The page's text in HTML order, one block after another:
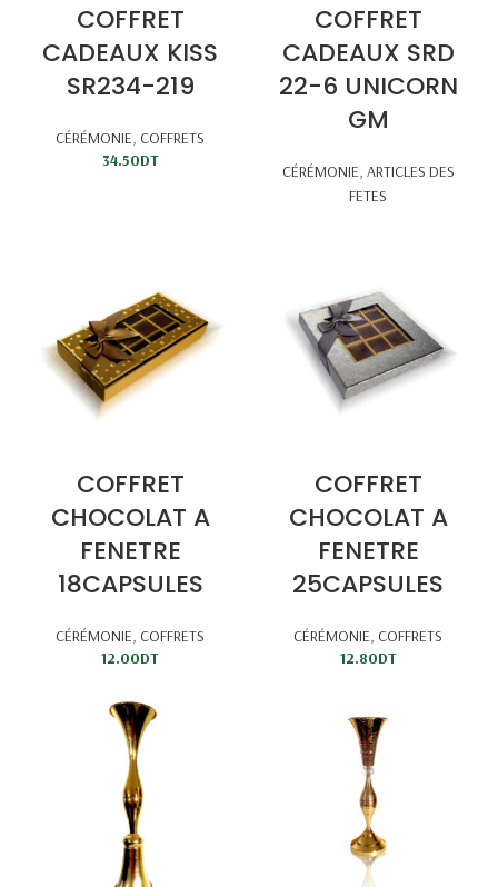
COFFRET
CADEAUX KISS
SR234-219
CÉRÉMONIE, COFFRETS
34.50DT
COFFRET
CADEAUX SRD
22-6 UNICORN
GM
CÉRÉMONIE, ARTICLES DES
FETES
COFFRET
CHOCOLAT A
FENETRE
18CAPSULES
CÉRÉMONIE, COFFRETS
12.00DT
COFFRET
CHOCOLAT A
FENETRE
25CAPSULES
CÉRÉMONIE, COFFRETS
12.80DT